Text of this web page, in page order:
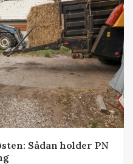
Sådan holder PN